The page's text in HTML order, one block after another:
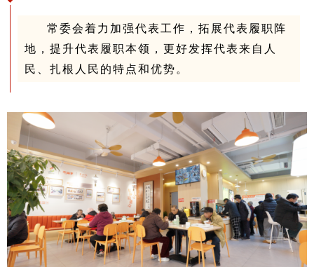
常委会着力加强代表工作，拓展代表履职阵
地，提升代表履职本领，更好发挥代表来自人
民、扎根人民的特点和优势。